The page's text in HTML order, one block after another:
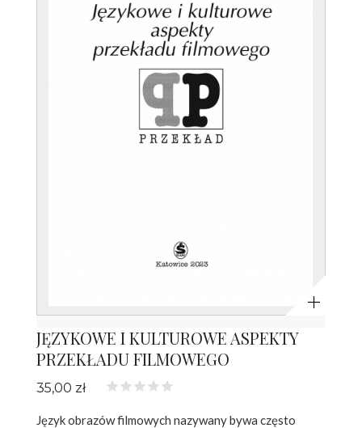
JĘZYKOWE I KULTUROWE ASPEKTY
PRZEKŁADU FILMOWEGO
35,00 zł
Język obrazów filmowych nazywany bywa często